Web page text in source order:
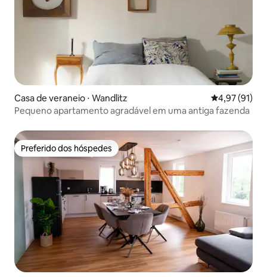
Casa de veraneio ⋅ Wandlitz 4,97 de uma
4,97 (91)
Pequeno apartamento agradável em uma antiga fazenda
Preferido dos hóspedes
Preferido dos hóspedes